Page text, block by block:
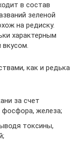
в состав
зеленой
на редиску.
характерным
как и редька
за счет
фосфора, железа;
токсины,